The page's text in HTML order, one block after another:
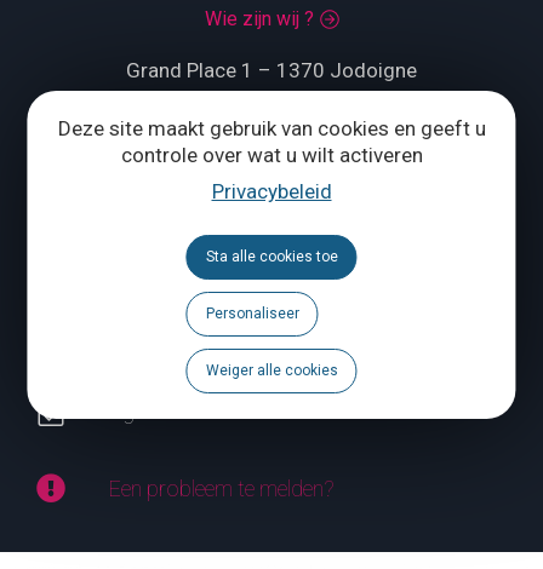
Deze site maakt gebruik van cookies en geeft u
controle over wat u wilt activeren
Privacybeleid
Sta alle cookies toe
Personaliseer
Weiger alle cookies
Wie zijn wij ?
Grand Place 1 – 1370 Jodoigne
Tél.+32 (0) 10 56 09 70
Volg ons
Brochures
Een probleem te melden?